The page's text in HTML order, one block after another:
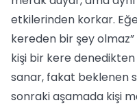
etkilerinden korkar.
kereden bir şey
kişi bir kere
sanar, fakat beklenen
sonraki aşamada kişi